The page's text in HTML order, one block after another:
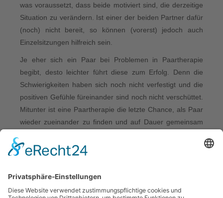
was voraussetzt, dass beide motiviert sind, die derzeitige
Situation zu verändern. Ist einer der beiden Partner dafür
(noch) nicht bereit, so können (vorerst) jedoch auch
Einzelsitzungen hilfreich sein.
Je eher sich ein Paar bei Problemen in Paartherapie
begibt, desto leichter führt diese zum Erfolg. Denn die
Schwierigkeiten haben sich noch nicht verfestigt und die
positiven Gefühle füreinander sind noch nicht verschüttet.
Mitunter ist eine Paartherapie die letzte Chance, als Paar
wieder zueinander zu finden und auf Dauer gemeinsam
Sich als Paar gemeinsam eine Therapie zu gönnen, heißt
noch eine Chance zu geben.